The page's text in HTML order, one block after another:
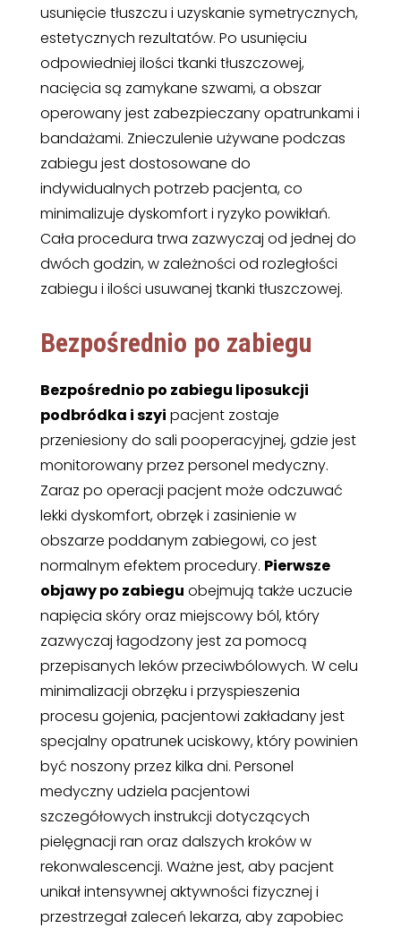
usunięcie tłuszczu i uzyskanie symetrycznych,
estetycznych rezultatów. Po usunięciu
odpowiedniej ilości tkanki tłuszczowej,
nacięcia są zamykane szwami, a obszar
operowany jest zabezpieczany opatrunkami i
bandażami. Znieczulenie używane podczas
zabiegu jest dostosowane do
indywidualnych potrzeb pacjenta, co
minimalizuje dyskomfort i ryzyko powikłań.
Cała procedura trwa zazwyczaj od jednej do
dwóch godzin, w zależności od rozległości
zabiegu i ilości usuwanej tkanki tłuszczowej.
Bezpośrednio po zabiegu
Bezpośrednio po zabiegu liposukcji
podbródka i szyi pacjent zostaje
przeniesiony do sali pooperacyjnej, gdzie jest
monitorowany przez personel medyczny.
Zaraz po operacji pacjent może odczuwać
lekki dyskomfort, obrzęk i zasinienie w
obszarze poddanym zabiegowi, co jest
normalnym efektem procedury. Pierwsze
objawy po zabiegu obejmują także uczucie
napięcia skóry oraz miejscowy ból, który
zazwyczaj łagodzony jest za pomocą
przepisanych leków przeciwbólowych. W celu
minimalizacji obrzęku i przyspieszenia
procesu gojenia, pacjentowi zakładany jest
specjalny opatrunek uciskowy, który powinien
być noszony przez kilka dni. Personel
medyczny udziela pacjentowi
szczegółowych instrukcji dotyczących
pielęgnacji ran oraz dalszych kroków w
rekonwalescencji. Ważne jest, aby pacjent
unikał intensywnej aktywności fizycznej i
przestrzegał zaleceń lekarza, aby zapobiec